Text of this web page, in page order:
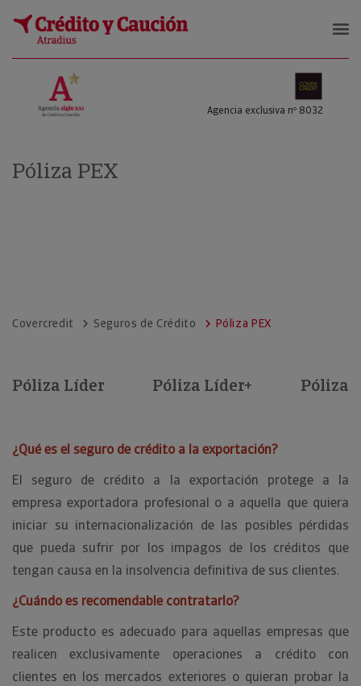
COVERCREDIT SL
Agencia exclusiva nº 8032
Póliza PEX
Covercredit Seguros de Crédito Póliza PEX
Póliza Líder Póliza Líder+ Póliza
¿Qué es el seguro de crédito a la exportación?
El seguro de crédito a la exportación protege a la
empresa exportadora profesional o a aquella que quiera
iniciar su internacionalización de las posibles pérdidas
que pueda sufrir por los impagos de los créditos que
tengan causa en la insolvencia definitiva de sus clientes.
¿Cuándo es recomendable contratarlo?
Este producto es adecuado para aquellas empresas que
realicen exclusivamente operaciones a crédito con
clientes en los mercados exteriores o quieran probar la